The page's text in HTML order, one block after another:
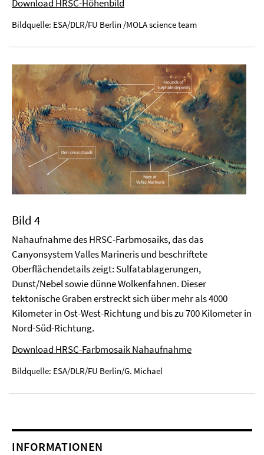
Download HRSC-Höhenbild
Bildquelle: ESA/DLR/FU Berlin /MOLA science team
Bild 4
Nahaufnahme des HRSC-Farbmosaiks, das das
Canyonsystem Valles Marineris und beschriftete
Oberflächendetails zeigt: Sulfatablagerungen,
Dunst/Nebel sowie dünne Wolkenfahnen. Dieser
tektonische Graben erstreckt sich über mehr als 4000
Kilometer in Ost-West-Richtung und bis zu 700 Kilometer in
Nord-Süd-Richtung.
Download HRSC-Farbmosaik Nahaufnahme
Bildquelle: ESA/DLR/FU Berlin/G. Michael
INFORMATIONEN